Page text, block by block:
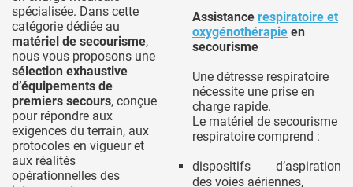
spécialisée. Dans cette
catégorie dédiée au
matériel de secourisme,
nous vous proposons une
sélection exhaustive
d’équipements de
premiers secours, conçue
pour répondre aux
exigences du terrain, aux
protocoles en vigueur et
aux réalités
opérationnelles des
Assistance respiratoire et
oxygénothérapie en
secourisme
Une détresse respiratoire
nécessite une prise en
charge rapide.
Le matériel de secourisme
respiratoire comprend :
dispositifs d’aspiration
des voies aériennes,